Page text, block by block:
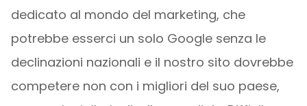
dedicato al mondo del marketing, che
potrebbe esserci un solo Google senza le
declinazioni nazionali e il nostro sito dovrebbe
competere non con i migliori del suo paese,